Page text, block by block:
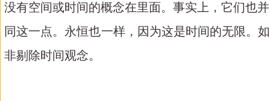
没有空间或时间的概念在里面。事实上，它们也
同这一点。永恒也一样，因为这是时间的无限。
非剔除时间观念。